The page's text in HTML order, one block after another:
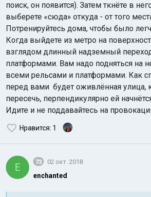
поиск, он появится). Затем ткнёте в
выберете «сюда» откуда - от того
Потренируйтесь дома, чтобы было
Когда выйдете из метро на
взглядом длинный надземный
платформами. Вам надо подняться на
всеми рельсами и платформами. Как
перед вами будет оживлённая улица,
пересечь, перпендикулярно ей
Идите и не поддавайтесь на
Нравится: 1
E 73 02 окт. 2018
enchanted